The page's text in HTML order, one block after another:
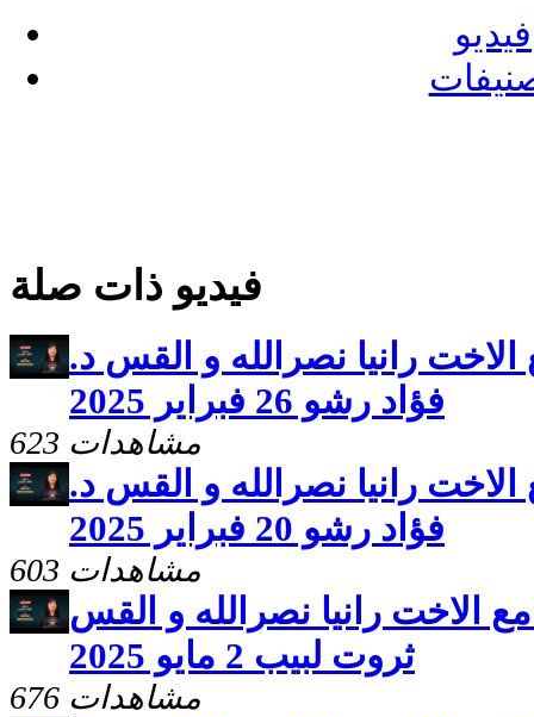
فيديو
فيديو ذات صلة
الاخت رانيا نصرالله و القس د.
فؤاد رشو 26 فبراير 2025
623 مشاهدات
الاخت رانيا نصرالله و القس د.
فؤاد رشو 20 فبراير 2025
603 مشاهدات
الاخت رانيا نصرالله و القس
ثروت لبيب 2 مايو 2025
676 مشاهدات